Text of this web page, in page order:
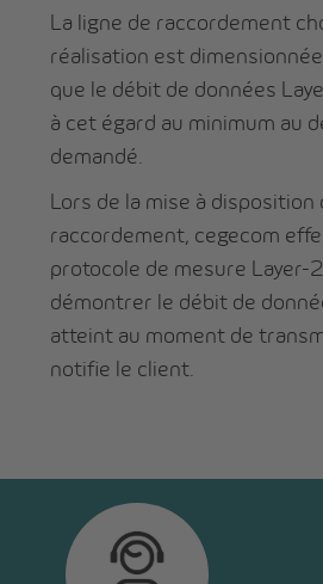
La ligne de raccordement
réalisation est
que le débit de données
à cet égard au minimum au
demandé.
Lors de la mise à disposition
raccordement, cegecom
protocole de mesure Layer-
démontrer le débit de
atteint au moment de
notifie le client.